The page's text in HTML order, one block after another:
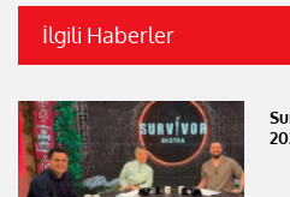
İlgili Haberler